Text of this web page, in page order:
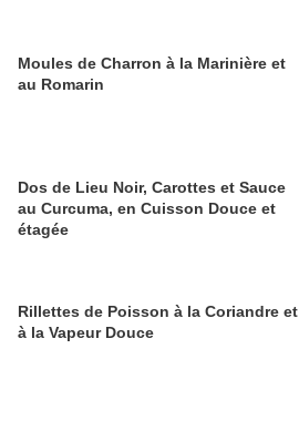
Moules de Charron à la Marinière et
au Romarin
Dos de Lieu Noir, Carottes et Sauce
au Curcuma, en Cuisson Douce et
étagée
Rillettes de Poisson à la Coriandre et
à la Vapeur Douce